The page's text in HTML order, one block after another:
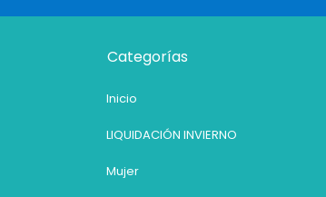
Categorías
Inicio
LIQUIDACIÓN INVIERNO
Mujer